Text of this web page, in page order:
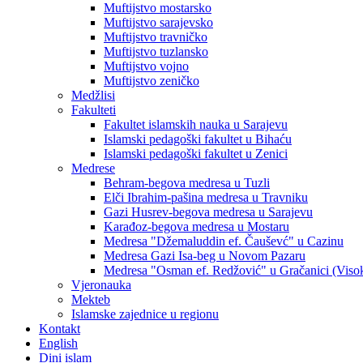
Muftijstvo mostarsko
Muftijstvo sarajevsko
Muftijstvo travničko
Muftijstvo tuzlansko
Muftijstvo vojno
Muftijstvo zeničko
Medžlisi
Fakulteti
Fakultet islamskih nauka u Sarajevu
Islamski pedagoški fakultet u Bihaću
Islamski pedagoški fakultet u Zenici
Medrese
Behram-begova medresa u Tuzli
Elči Ibrahim-pašina medresa u Travniku
Gazi Husrev-begova medresa u Sarajevu
Karađoz-begova medresa u Mostaru
Medresa "Džemaluddin ef. Čauševć" u Cazinu
Medresa Gazi Isa-beg u Novom Pazaru
Medresa "Osman ef. Redžović" u Gračanici
Vjeronauka
Mekteb
Islamske zajednice u regionu
Kontakt
English
Dini islam